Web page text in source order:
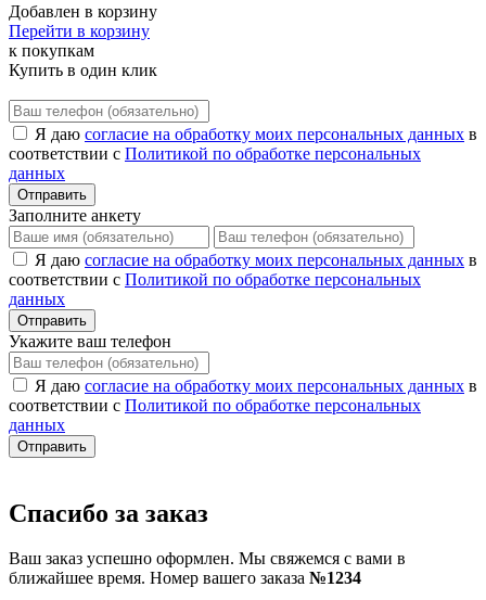
Добавлен в корзину
Перейти в корзину
к покупкам
Купить в один клик
Я даю согласие на обработку моих персональных данных в
соответствии с Политикой по обработке персональных
данных
Отправить
Заполните анкету
Я даю согласие на обработку моих персональных данных в
соответствии с Политикой по обработке персональных
данных
Отправить
Укажите ваш телефон
Я даю согласие на обработку моих персональных данных в
соответствии с Политикой по обработке персональных
данных
Отправить
Спасибо за заказ
Ваш заказ успешно оформлен. Мы свяжемся с вами в
ближайшее время. Номер вашего заказа №1234